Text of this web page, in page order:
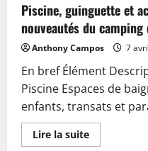
Piscine, guinguette et
nouveautés du
Anthony Campos 7
En bref Élément
Piscine Espaces de
enfants, transats et
Lire la suiteEn
savoir